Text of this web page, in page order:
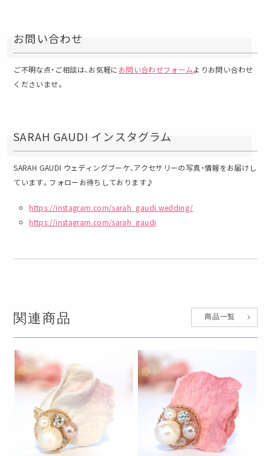
お問い合わせ
ご不明な点・ご相談は、お気軽に お問い合わせフォームよりお問い合わせ
くださいませ。
SARAH GAUDI インスタグラム
SARAH GAUDI ウェディングブーケ、アクセサリーの写真・情報をお届けし
ています。フォローお待ちしております♪
https://instagram.com/sarah_gaudi.wedding/
https://instagram.com/sarah_gaudi
関連商品 商品一覧